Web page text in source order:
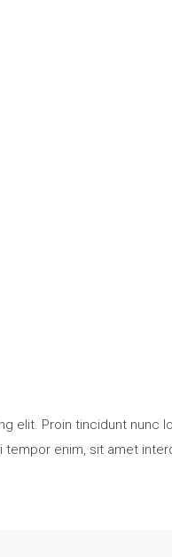
elit. Proin tincidunt nunc
enim, sit amet